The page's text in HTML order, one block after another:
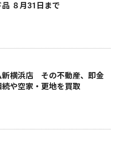
８月31日まで
新横浜店 その不動産、即金
や空家・更地を買取